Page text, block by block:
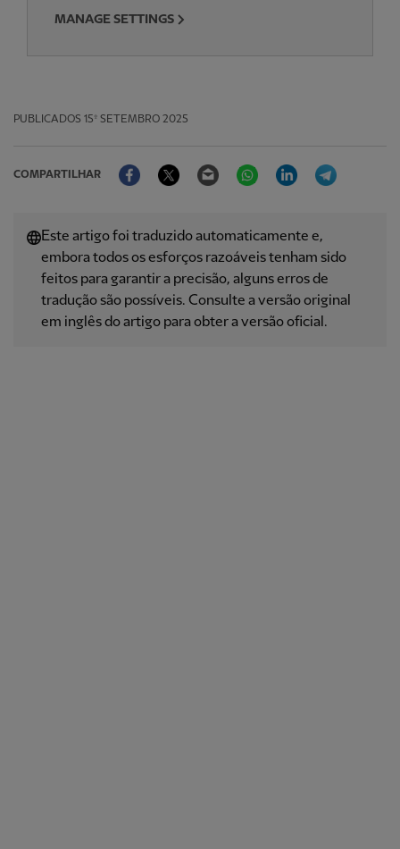
MANAGE SETTINGS
PUBLICADOS 15º SETEMBRO 2025
COMPARTILHAR
FacebookTwitter Email WhatsAppLinkedIn
Este artigo foi traduzido automaticamente e,
embora todos os esforços razoáveis ​​tenham sido
feitos para garantir a precisão, alguns erros de
tradução são possíveis. Consulte a versão original
em inglês do artigo para obter a versão oficial.